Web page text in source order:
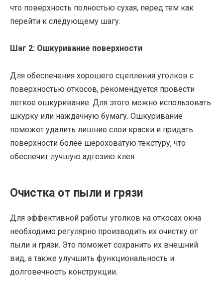
что поверхность полностью сухая, перед тем как
перейти к следующему шагу.
Шаг 2: Ошкуривание поверхности
Для обеспечения хорошего сцепления уголков с
поверхностью откосов, рекомендуется провести
легкое ошкуривание. Для этого можно использовать
шкурку или наждачную бумагу. Ошкуривание
поможет удалить лишние слои краски и придать
поверхности более шероховатую текстуру, что
обеспечит лучшую адгезию клея.
Очистка от пыли и грязи
Для эффективной работы уголков на откосах окна
необходимо регулярно производить их очистку от
пыли и грязи. Это поможет сохранить их внешний
вид, а также улучшить функциональность и
долговечность конструкции.